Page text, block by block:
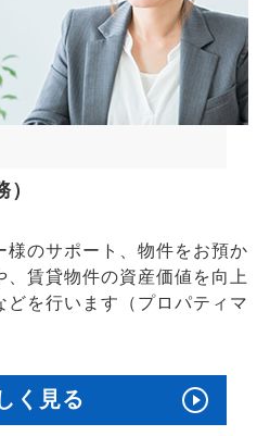
様のサポート、物件をお預か
、賃貸物件の資産価値を向上
どを行います（プロパティマ
く見る